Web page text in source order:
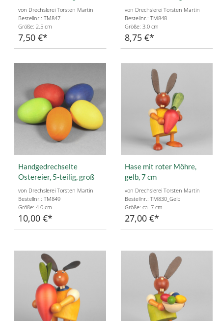
von Drechslerei Torsten Martin
Bestellnr.: TM847
Größe: 2.5 cm
7,50 €
von Drechslerei Torsten Martin
Bestellnr.: TM848
Größe: 3.0 cm
8,75 €
Handgedrechselte
Ostereier, 5-teilig, groß
von Drechslerei Torsten Martin
Bestellnr.: TM849
Größe: 4.0 cm
10,00 €
Hase mit roter Möhre,
gelb, 7 cm
von Drechslerei Torsten Martin
Bestellnr.: TM830_Gelb
Größe: ca. 7 cm
27,00 €